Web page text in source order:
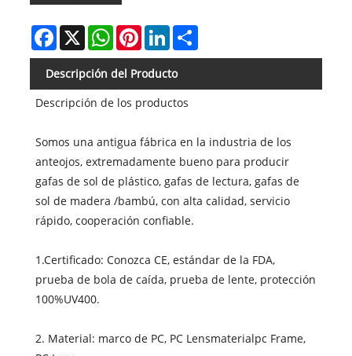
Facebook
X WhatsAppPinterestLinkedInShare
Descripción del Producto
Descripción de los productos
Somos una antigua fábrica en la industria de los
anteojos, extremadamente bueno para producir
gafas de sol de plástico, gafas de lectura, gafas de
sol de madera /bambú, con alta calidad, servicio
rápido, cooperación confiable.
1.Certificado: Conozca CE, estándar de la FDA,
prueba de bola de caída, prueba de lente, protección
100%UV400.
2. Material: marco de PC, PC Lensmaterialpc Frame,